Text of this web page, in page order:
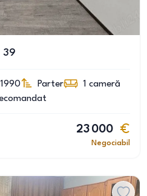
39
Parter 1 cameră
23 000
Negociabil